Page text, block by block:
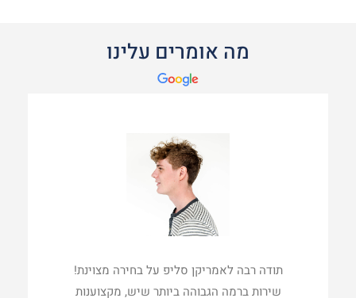
מה אומרים עלינו
תודה רבה לאמריקן סליפ על בחירה מצוינת!
שירות ברמה הגבוהה ביותר שיש, מקצוענות